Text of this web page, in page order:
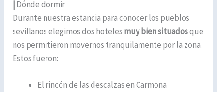
| Dónde dormir
Durante nuestra estancia para conocer los pueblos
sevillanos elegimos dos hoteles muy bien situadosque
nos permitieron movernos tranquilamente por la zona.
Estos fueron:
El rincón de las descalzas en Carmona